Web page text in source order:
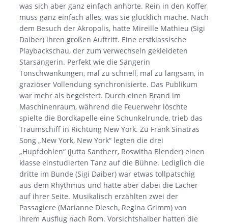
was sich aber ganz einfach anhörte. Rein in den Koffer
muss ganz einfach alles, was sie glücklich mache. Nach
dem Besuch der Akropolis, hatte Mireille Mathieu (Sigi
Daiber) ihren großen Auftritt. Eine erstklassische
Playbackschau, der zum verwechseln gekleideten
Starsängerin. Perfekt wie die Sängerin
Tonschwankungen, mal zu schnell, mal zu langsam, in
graziöser Vollendung synchronisierte. Das Publikum
war mehr als begeistert. Durch einen Brand im
Maschinenraum, während die Feuerwehr löschte
spielte die Bordkapelle eine Schunkelrunde, trieb das
Traumschiff in Richtung New York. Zu Frank Sinatras
Song „New York, New York“ legten die drei
„Hupfdohlen“ (Jutta Santherr, Roswitha Blender) einen
klasse einstudierten Tanz auf die Bühne. Lediglich die
dritte im Bunde (Sigi Daiber) war etwas tollpatschig
aus dem Rhythmus und hatte aber dabei die Lacher
auf ihrer Seite. Musikalisch erzählten zwei der
Passagiere (Marianne Diesch, Regina Grimm) von
ihrem Ausflug nach Rom. Vorsichtshalber hatten die